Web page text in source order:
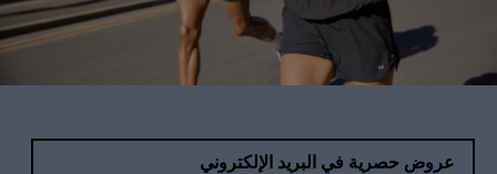
عروض حصرية في البريد الإلكتروني